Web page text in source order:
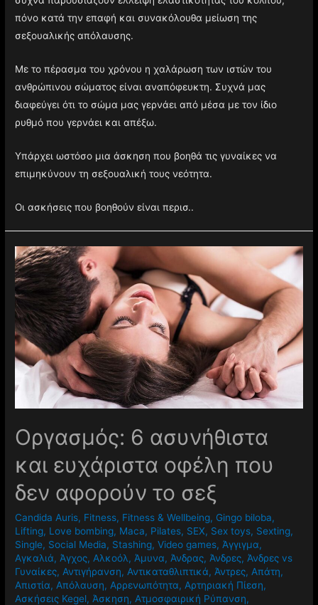
πόνο κατά την επαφή και συνακόλουθα μείωση της
σεξουαλικής απόλαυσης.
Με το πέρασμα του χρόνου η χαλάρωση των ιστών του
ανθρώπινου σώματος είναι αναπόφευκτη. Συχνά μας
διαφεύγει ότι το σώμα μας γερνάει από μέσα με τον ίδιο
ρυθμό που γερνάει και απέξω.
Υπάρχει ωστόσο μια άσκηση που βοηθά τις γυναίκες να
επιμηκύνουν τη σεξουαλική τους νεότητα.
Οι ασκήσεις που βοηθούν είναι περισ..
Oργασμός: 6 ασυνήθιστα
και ευχάριστα οφέλη που
δεν αφορούν το σεξ
Candida Auris, Fitness, Fitness & Wellbeing, Gingo biloba,
Lifting, Love bombing, Maca, Pilates, SEX, Sex toys, Sexting,
Single, Social Media, Stashing,Video games, Άγγιγμα,
Αγκαλιά, Άγχος, Αλκοόλ, Άμυνα, Άνδρας, Άνδρες, Άνδρες vs
Γυναίκες, Αντιγήρανση, Αντικαταθλιπτικά, Άντρες, Απάτη,
Απιστία, Απόλαυση, Αρρενωπότητα, Αρτηριακή Πίεση,
Ασκήσεις Kegel, Άσκηση, Ατμοσφαιρική Ρύπανση,